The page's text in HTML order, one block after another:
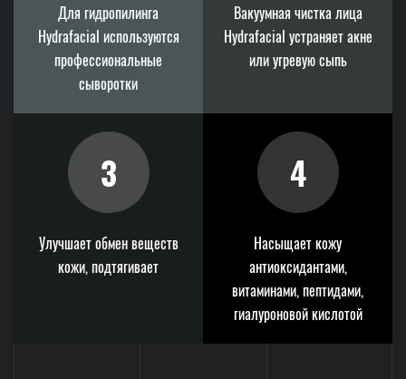
Для гидропилинга
Hydrafacial используются
профессиональные
сыворотки
Вакуумная чистка лица
Hydrafacial устраняет акне
или угревую сыпь
3
Улучшает обмен веществ
кожи, подтягивает
4
Насыщает кожу
антиоксидантами,
витаминами, пептидами,
гиалуроновой кислотой